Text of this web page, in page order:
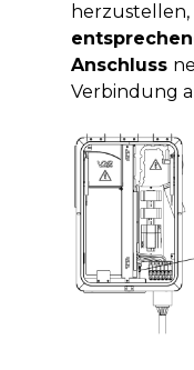
herzustellen,
Anschluss
Verbindung